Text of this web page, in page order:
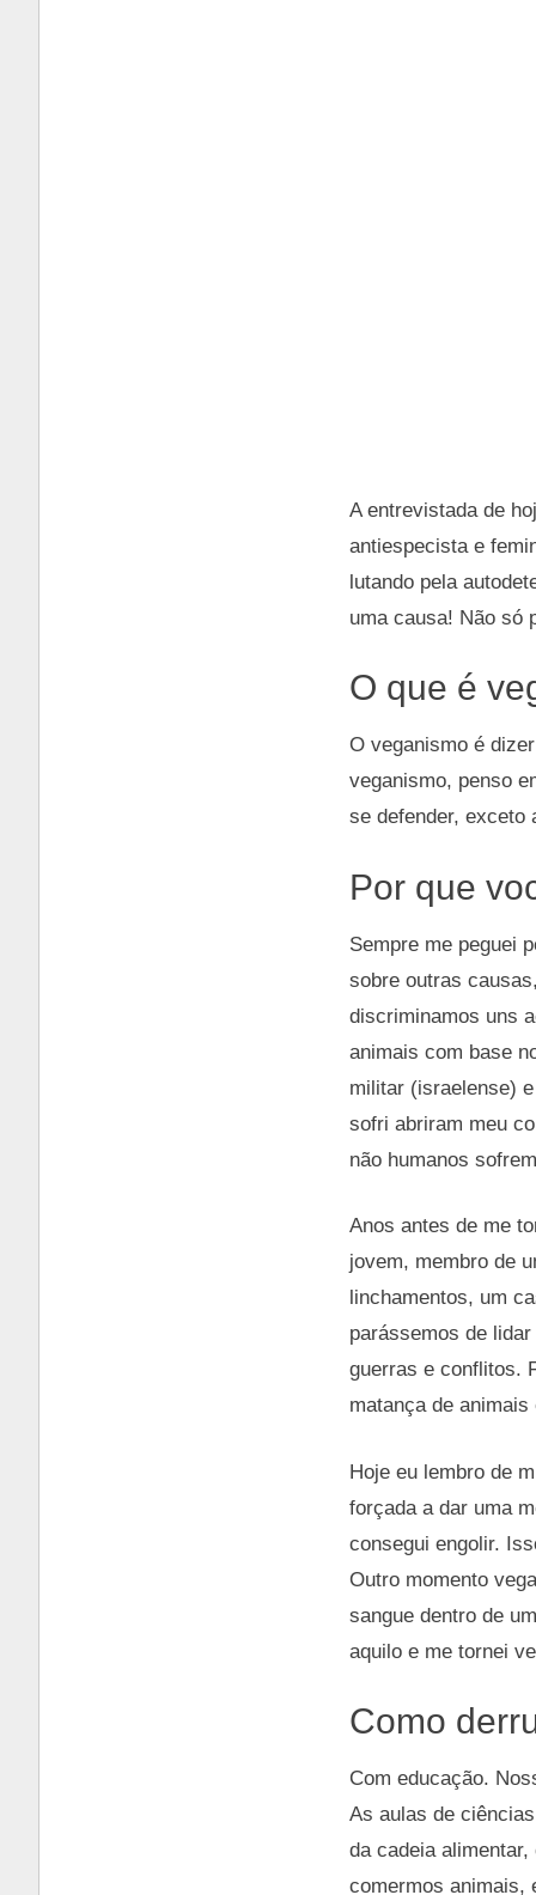
A entrevistada de
antiespecista e
lutando pela
uma causa! Não só
O que é
O veganismo é
veganismo, penso
se defender, exceto
Por que
Sempre me peguei
sobre outras
discriminamos uns
animais com base
militar (israelense)
sofri abriram meu
não humanos
Anos antes de me
jovem, membro de
linchamentos, um
parássemos de
guerras e conflitos.
matança de
Hoje eu lembro de
forçada a dar uma
consegui engolir.
Outro momento
sangue dentro de
aquilo e me tornei
Como
Com educação.
As aulas de
da cadeia
comermos animais,